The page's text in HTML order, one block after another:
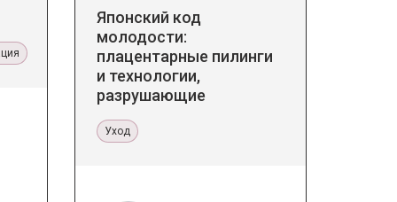
Японский код
молодости:
плацентарные пилинги
и технологии,
разрушающие
Уход